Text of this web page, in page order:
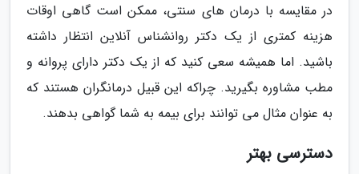
در مقایسه با درمان های سنتی، ممکن است گاهی اوقات
هزینه کمتری از یک دکتر روانشناس آنلاین انتظار داشته
باشید. اما همیشه سعی کنید که از یک دکتر دارای پروانه و
مطب مشاوره بگیرید. چراکه این قبیل درمانگران هستند که
به عنوان مثال می توانند برای بیمه به شما گواهی بدهند.
دسترسی بهتر